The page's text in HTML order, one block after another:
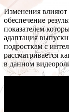
Изменения влияют
обеспечение
показателем
адаптация
подросткам с
рассматривается
в данном